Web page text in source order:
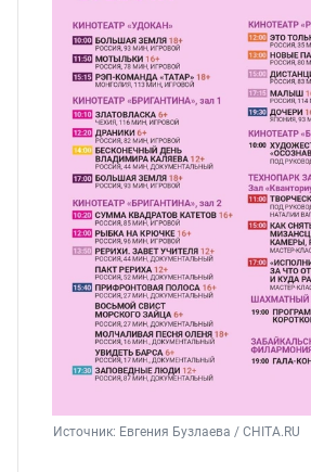
Источник: Евгения Бузлаева / CHITA.RU